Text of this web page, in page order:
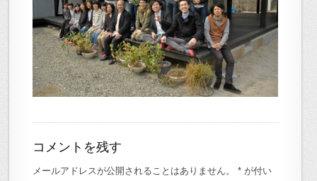
コメントを残す
メールアドレスが公開されることはありません。 * が付い